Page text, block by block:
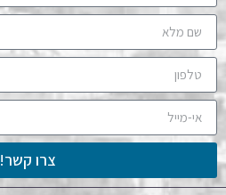
צרו קשר!